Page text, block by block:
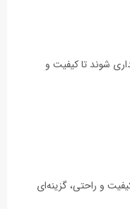
شوند تا کیفیت و
با ترکیب کیفیت و راحتی، گزینه‌ای